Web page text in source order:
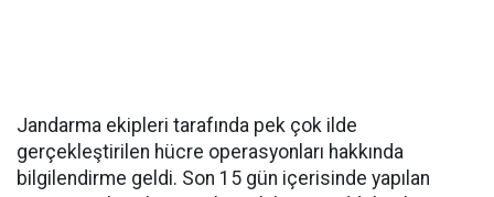
Jandarma ekipleri tarafında pek çok ilde
gerçekleştirilen hücre operasyonları hakkında
bilgilendirme geldi. Son 15 gün içerisinde yapılan